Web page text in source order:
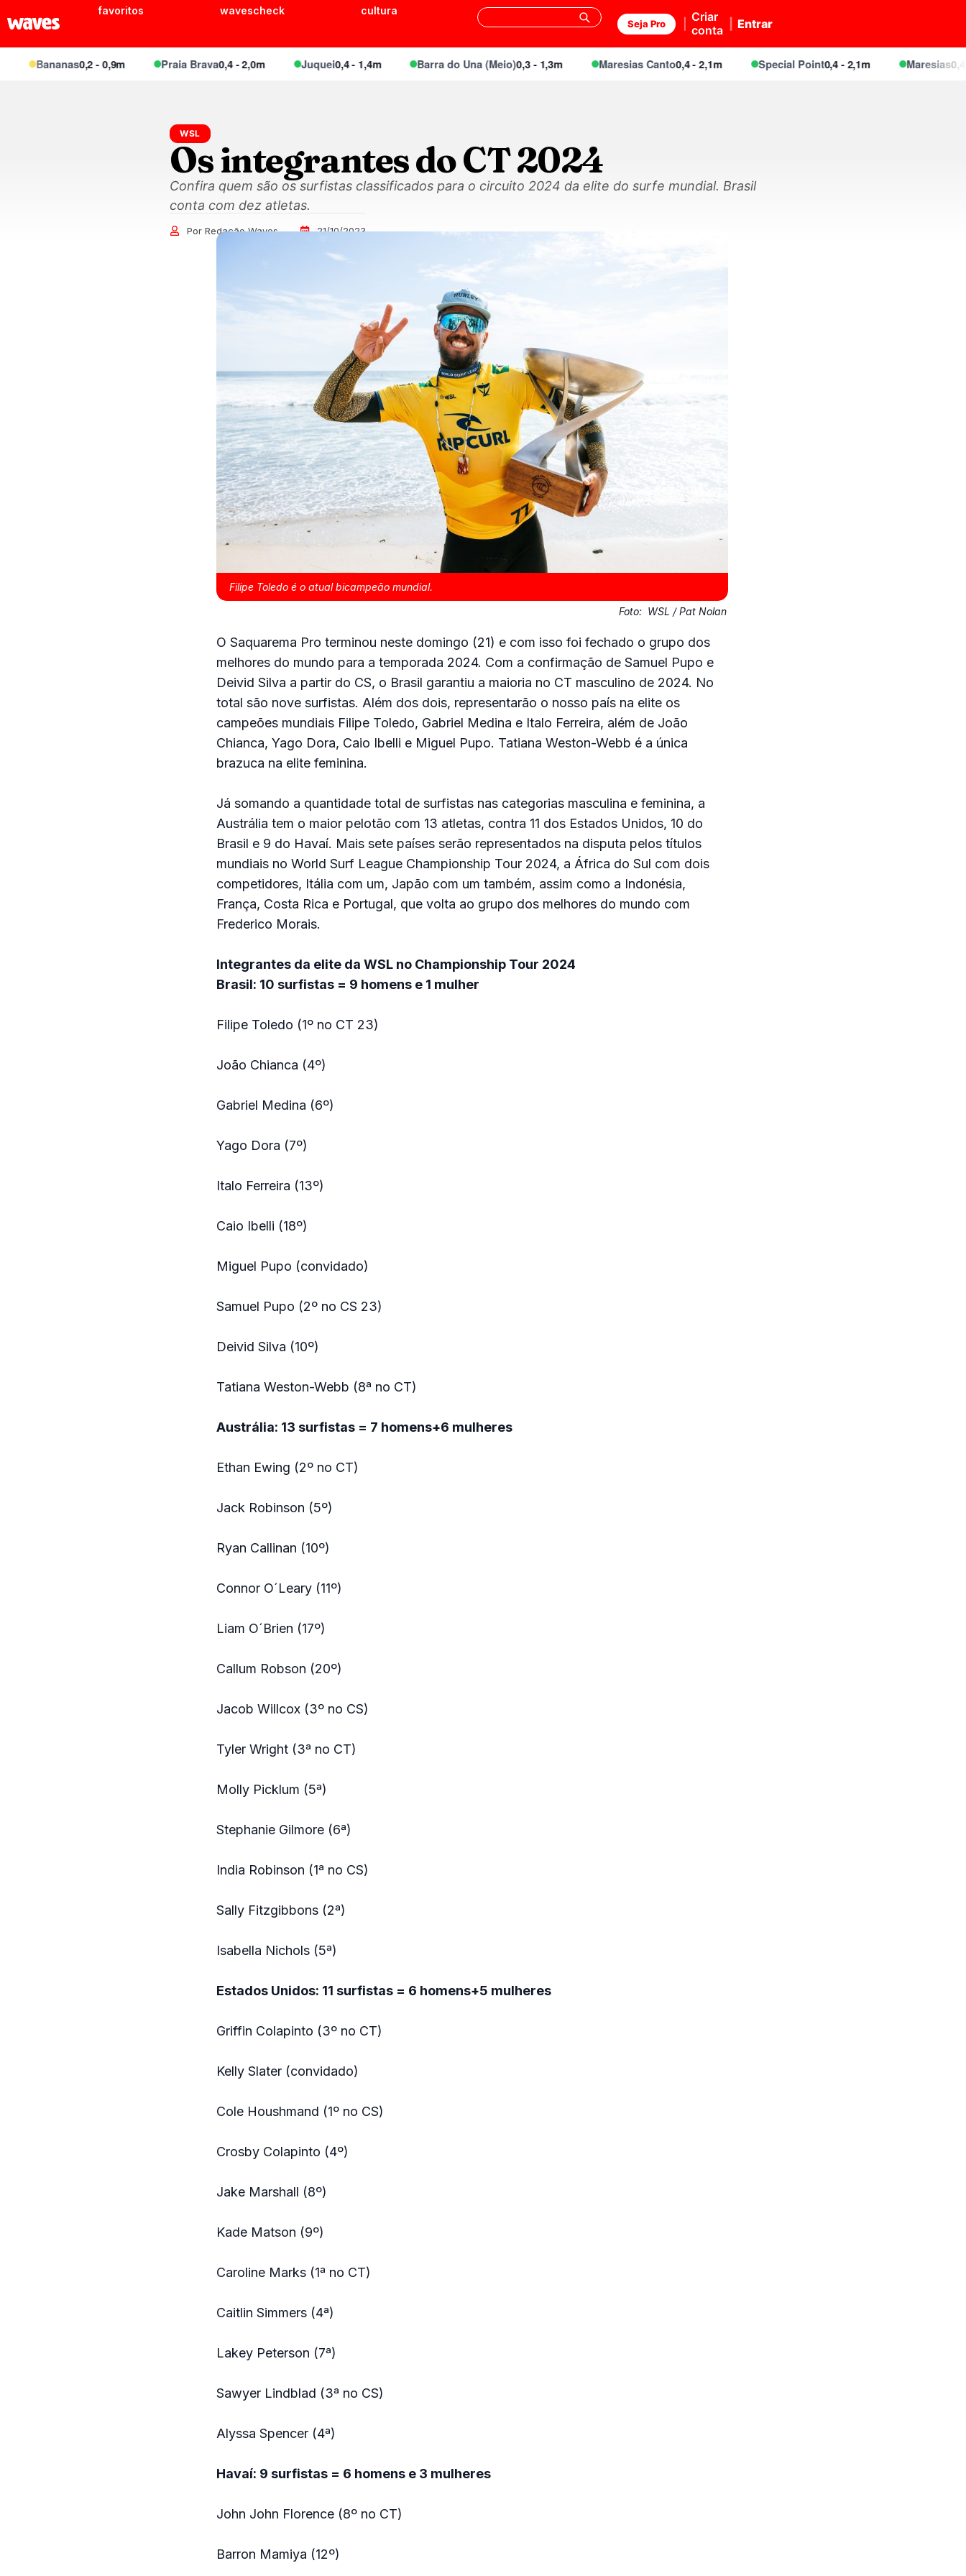
favoritos wavescheck cultura
Seja Pro
Criar
conta
Entrar
Bananas0,2 - 0,9m Praia Brava0,4 - 2,0m Juquei0,4 - 1,4m Barra do Una (Meio)0,3 - 1,3m Maresias Canto0,4 - 2,1m Special Point0,4 - 2,1m Maresias0,4 -
WSL
Os integrantes do CT 2024
Confira quem são os surfistas classificados para o circuito 2024 da elite do surfe mundial. Brasil
conta com dez atletas.
Por Redação Waves 21/10/2023
Filipe Toledo é o atual bicampeão mundial.
Foto: WSL / Pat Nolan
O Saquarema Pro terminou neste domingo (21) e com isso foi fechado o grupo dos
melhores do mundo para a temporada 2024. Com a confirmação de Samuel Pupo e
Deivid Silva a partir do CS, o Brasil garantiu a maioria no CT masculino de 2024. No
total são nove surfistas. Além dos dois, representarão o nosso país na elite os
campeões mundiais Filipe Toledo, Gabriel Medina e Italo Ferreira, além de João
Chianca, Yago Dora, Caio Ibelli e Miguel Pupo. Tatiana Weston-Webb é a única
brazuca na elite feminina.
Já somando a quantidade total de surfistas nas categorias masculina e feminina, a
Austrália tem o maior pelotão com 13 atletas, contra 11 dos Estados Unidos, 10 do
Brasil e 9 do Havaí. Mais sete países serão representados na disputa pelos títulos
mundiais no World Surf League Championship Tour 2024, a África do Sul com dois
competidores, Itália com um, Japão com um também, assim como a Indonésia,
França, Costa Rica e Portugal, que volta ao grupo dos melhores do mundo com
Frederico Morais.
Integrantes da elite da WSL no Championship Tour 2024
Brasil: 10 surfistas = 9 homens e 1 mulher
Filipe Toledo (1º no CT 23)
João Chianca (4º)
Gabriel Medina (6º)
Yago Dora (7º)
Italo Ferreira (13º)
Caio Ibelli (18º)
Miguel Pupo (convidado)
Samuel Pupo (2º no CS 23)
Deivid Silva (10º)
Tatiana Weston-Webb (8ª no CT)
Austrália: 13 surfistas = 7 homens+6 mulheres
Ethan Ewing (2º no CT)
Jack Robinson (5º)
Ryan Callinan (10º)
Connor O´Leary (11º)
Liam O´Brien (17º)
Callum Robson (20º)
Jacob Willcox (3º no CS)
Tyler Wright (3ª no CT)
Molly Picklum (5ª)
Stephanie Gilmore (6ª)
India Robinson (1ª no CS)
Sally Fitzgibbons (2ª)
Isabella Nichols (5ª)
Estados Unidos: 11 surfistas = 6 homens+5 mulheres
Griffin Colapinto (3º no CT)
Kelly Slater (convidado)
Cole Houshmand (1º no CS)
Crosby Colapinto (4º)
Jake Marshall (8º)
Kade Matson (9º)
Caroline Marks (1ª no CT)
Caitlin Simmers (4ª)
Lakey Peterson (7ª)
Sawyer Lindblad (3ª no CS)
Alyssa Spencer (4ª)
Havaí: 9 surfistas = 6 homens e 3 mulheres
John John Florence (8º no CT)
Barron Mamiya (12º)